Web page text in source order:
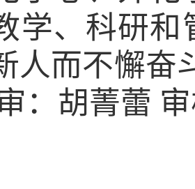
学、科研
人而不懈奋
：胡菁蕾